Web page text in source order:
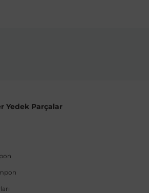
ile uyumluluğu kontrol
Yedek Parçalar